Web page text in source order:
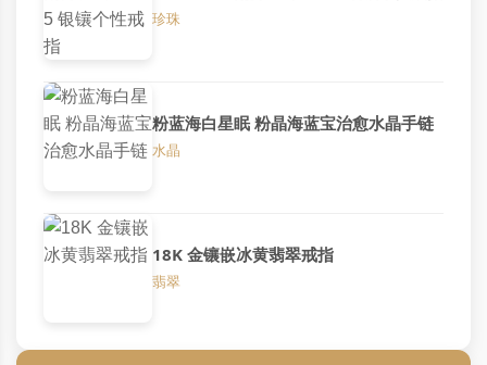
珍珠
粉蓝海白星眠 粉晶海蓝宝治愈水晶手链
水晶
18K 金镶嵌冰黄翡翠戒指
翡翠